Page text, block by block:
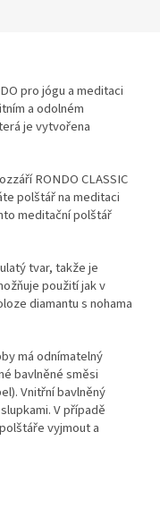
pro jógu a meditaci
a odolném
je vytvořena
RONDO CLASSIC
polštář na meditaci
meditační polštář
tvar, takže je
použití jak v
diamantu s nohama
má odnímatelný
bavlněné směsi
Vnitřní bavlněný
V případě
vyjmout a